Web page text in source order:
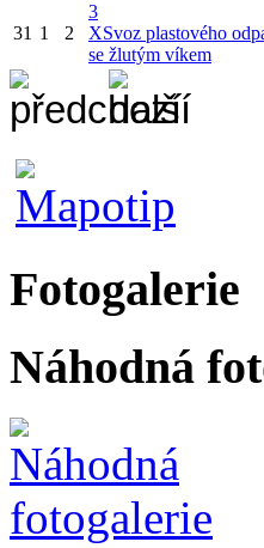
31 1 2
3
XSvoz plastového
se žlutým víkem
Fotogalerie
Náhodná